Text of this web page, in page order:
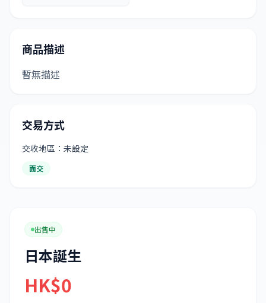
商品描述
暫無描述
交易方式
交收地區：未設定
面交
出售中
日本誕生
HK$0